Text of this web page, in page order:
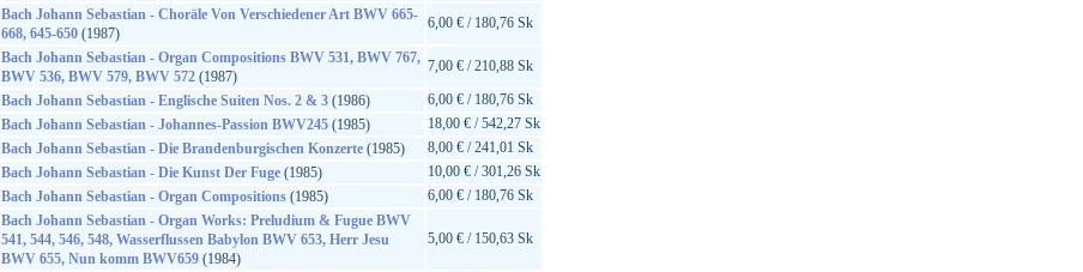
Bach Johann Sebastian - Choräle Von Verschiedener Art BWV 665-
668, 645-650(1987)
6,00 € / 180,76 Sk
Bach Johann Sebastian - Organ Compositions BWV 531, BWV 767,
BWV 536, BWV 579, BWV 572(1987)
7,00 € / 210,88 Sk
Bach Johann Sebastian - Englische Suiten Nos. 2 & 3(1986)
6,00 € / 180,76 Sk
Bach Johann Sebastian - Johannes-Passion BWV245(1985)
18,00 € / 542,27 Sk
Bach Johann Sebastian - Die Brandenburgischen Konzerte(1985)
8,00 € / 241,01 Sk
Bach Johann Sebastian - Die Kunst Der Fuge(1985)
10,00 € / 301,26 Sk
Bach Johann Sebastian - Organ Compositions(1985) 6,00 € / 180,76 Sk
Bach Johann Sebastian - Organ Works: Preludium & Fugue BWV
541, 544, 546, 548, Wasserflussen Babylon BWV 653, Herr Jesu
BWV 655, Nun komm BWV659(1984)
5,00 € / 150,63 Sk